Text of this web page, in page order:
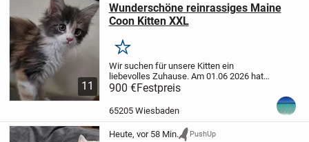
11
Wunderschöne reinrassiges Maine
Coon Kitten XXL
Merken
Wir suchen für unsere Kitten ein
liebevolles Zuhause. Am 01.06 2026 hat
unsere Main Coon Katze 3 wunderschöne
Kitten bekommen. Es sind 2 Weibchen
und 1 Männchen ( rot )
900 €Festpreis
65205 Wiesbaden
Heute, vor 58 Min. PushUp